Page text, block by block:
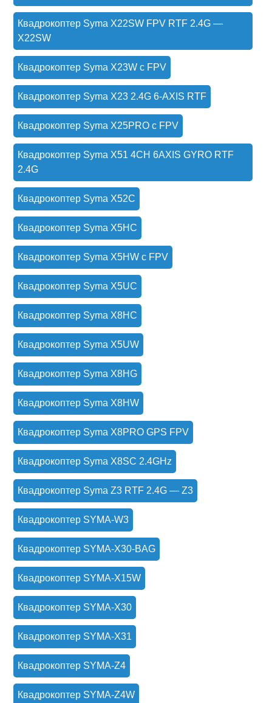
Квадрокоптер Syma X22SW FPV RTF 2.4G —
X22SW
Квадрокоптер Syma X23W с FPV
Квадрокоптер Syma X23 2.4G 6-AXIS RTF
Квадрокоптер Syma X25PRO с FPV
Квадрокоптер Syma X51 4CH 6AXIS GYRO RTF
2.4G
Квадрокоптер Syma X52C
Квадрокоптер Syma X5HC
Квадрокоптер Syma X5HW с FPV
Квадрокоптер Syma X5UC
Квадрокоптер Syma X8HC
Квадрокоптер Syma X5UW
Квадрокоптер Syma X8HG
Квадрокоптер Syma X8HW
Квадрокоптер Syma X8PRO GPS FPV
Квадрокоптер Syma X8SC 2.4GHz
Квадрокоптер Syma Z3 RTF 2.4G — Z3
Квадрокоптер SYMA-W3
Квадрокоптер SYMA-X30-BAG
Квадрокоптер SYMA-X15W
Квадрокоптер SYMA-X30
Квадрокоптер SYMA-X31
Квадрокоптер SYMA-Z4
Квадрокоптер SYMA-Z4W